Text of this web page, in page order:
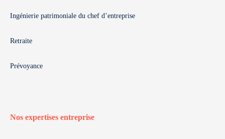
Ingénierie patrimoniale du chef d’entreprise
Retraite
Prévoyance
Nos expertises entreprise